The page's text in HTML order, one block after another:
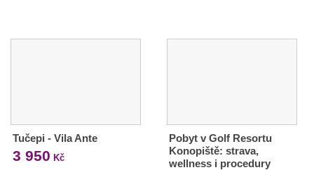
Tučepi - Vila Ante
3 950 Kč
Pobyt v Golf Resortu
Konopiště: strava,
wellness i procedury